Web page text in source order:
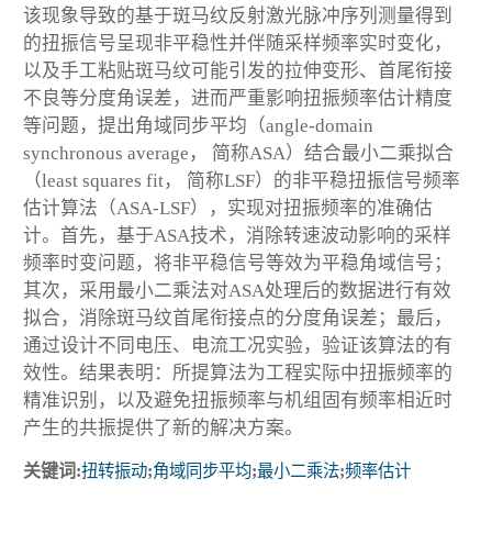
该现象导致的基于斑马纹反射激光脉冲序列测量得到
的扭振信号呈现非平稳性并伴随采样频率实时变化，
以及手工粘贴斑马纹可能引发的拉伸变形、首尾衔接
不良等分度角误差，进而严重影响扭振频率估计精度
等问题，提出角域同步平均（angle-domain
synchronous average， 简称ASA）结合最小二乘拟合
（least squares fit， 简称LSF）的非平稳扭振信号频率
估计算法（ASA-LSF），实现对扭振频率的准确估
计。首先，基于ASA技术，消除转速波动影响的采样
频率时变问题，将非平稳信号等效为平稳角域信号；
其次，采用最小二乘法对ASA处理后的数据进行有效
拟合，消除斑马纹首尾衔接点的分度角误差；最后，
通过设计不同电压、电流工况实验，验证该算法的有
效性。结果表明：所提算法为工程实际中扭振频率的
精准识别，以及避免扭振频率与机组固有频率相近时
产生的共振提供了新的解决方案。
关键词:扭转振动;角域同步平均;最小二乘法;频率估计